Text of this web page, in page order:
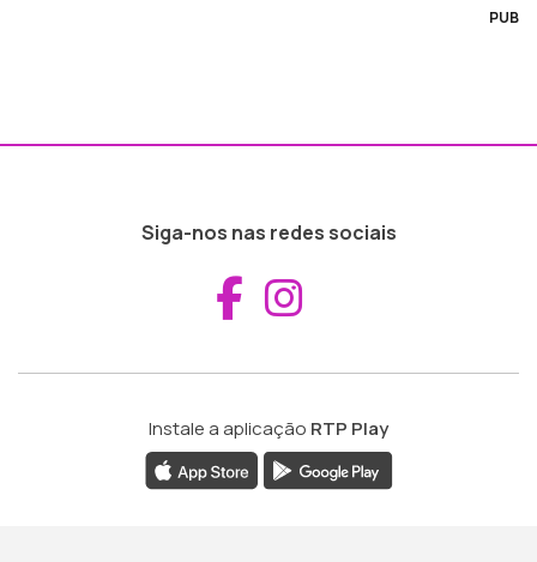
PUB
Siga-nos nas redes sociais
Aceder ao
Instale a aplicação RTP Play